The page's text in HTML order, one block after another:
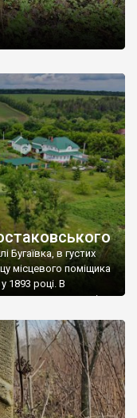
Бугаївка, в густих
місцевого поміщика
1893 році. В
школа, потім
лікарню. Коли із